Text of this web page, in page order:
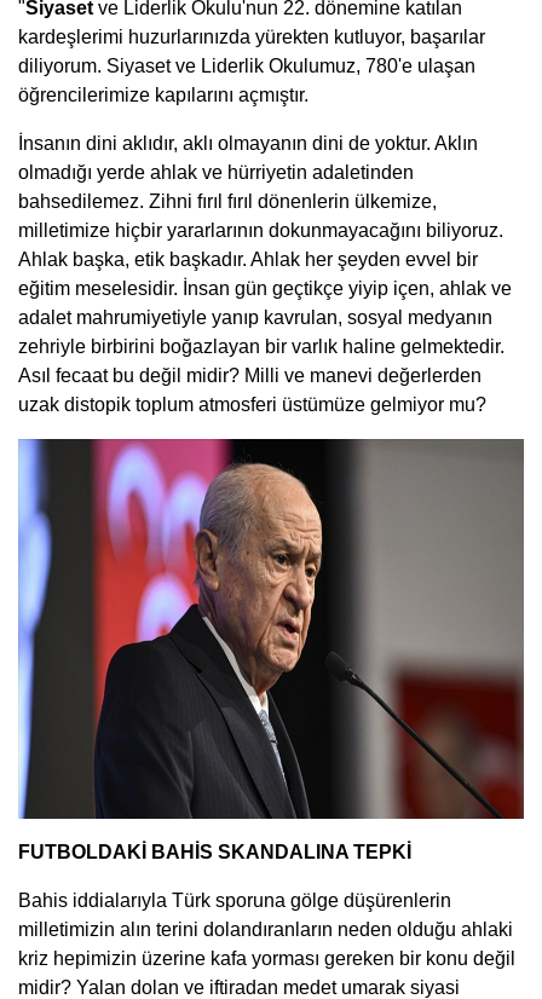
"Siyaset ve Liderlik Okulu'nun 22. dönemine katılan
kardeşlerimi huzurlarınızda yürekten kutluyor, başarılar
diliyorum. Siyaset ve Liderlik Okulumuz, 780'e ulaşan
öğrencilerimize kapılarını açmıştır.
İnsanın dini aklıdır, aklı olmayanın dini de yoktur. Aklın
olmadığı yerde ahlak ve hürriyetin adaletinden
bahsedilemez. Zihni fırıl fırıl dönenlerin ülkemize,
milletimize hiçbir yararlarının dokunmayacağını biliyoruz.
Ahlak başka, etik başkadır. Ahlak her şeyden evvel bir
eğitim meselesidir. İnsan gün geçtikçe yiyip içen, ahlak ve
adalet mahrumiyetiyle yanıp kavrulan, sosyal medyanın
zehriyle birbirini boğazlayan bir varlık haline gelmektedir.
Asıl fecaat bu değil midir? Milli ve manevi değerlerden
uzak distopik toplum atmosferi üstümüze gelmiyor mu?
FUTBOLDAKİ BAHİS SKANDALINA TEPKİ
Bahis iddialarıyla Türk sporuna gölge düşürenlerin
milletimizin alın terini dolandıranların neden olduğu ahlaki
kriz hepimizin üzerine kafa yorması gereken bir konu değil
midir? Yalan dolan ve iftiradan medet umarak siyasi